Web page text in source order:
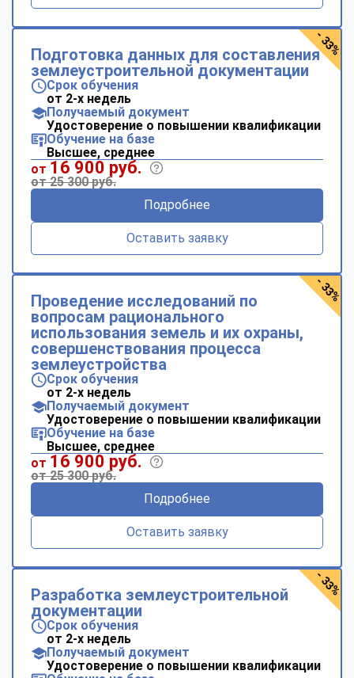
Подготовка данных для составления
землеустроительной документации
Срок обучения
от 2-х недель
Получаемый документ
Удостоверение о повышении квалификации
Обучение на базе
Высшее, среднее
от 16 900 руб.
от 25 300 руб.
Подробнее
Оставить заявку
- 33%
Проведение исследований по
вопросам рационального
использования земель и их охраны,
совершенствования процесса
землеустройства
Срок обучения
от 2-х недель
Получаемый документ
Удостоверение о повышении квалификации
Обучение на базе
Высшее, среднее
от 16 900 руб.
от 25 300 руб.
Подробнее
Оставить заявку
- 33%
Разработка землеустроительной
документации
Срок обучения
от 2-х недель
Получаемый документ
Удостоверение о повышении квалификации
- 33%